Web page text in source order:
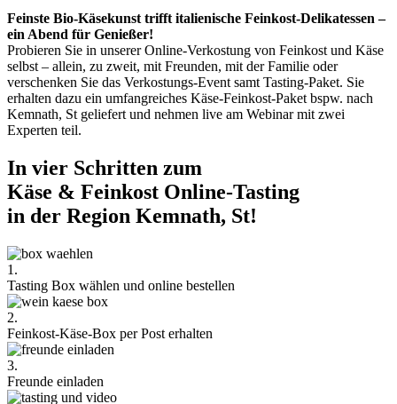
Feinste Bio-Käsekunst trifft italienische Feinkost-Delikatessen –
ein Abend für Genießer!
Probieren Sie in unserer Online-Verkostung von Feinkost und Käse
selbst – allein, zu zweit, mit Freunden, mit der Familie oder
verschenken Sie das Verkostungs-Event samt Tasting-Paket. Sie
erhalten dazu ein umfangreiches Käse-Feinkost-Paket bspw. nach
Kemnath, St geliefert und nehmen live am Webinar mit zwei
Experten teil.
In vier Schritten zum
Käse & Feinkost Online-Tasting
in der Region Kemnath, St!
1.
Tasting Box wählen und online bestellen
2.
Feinkost-Käse-Box per Post erhalten
3.
Freunde einladen